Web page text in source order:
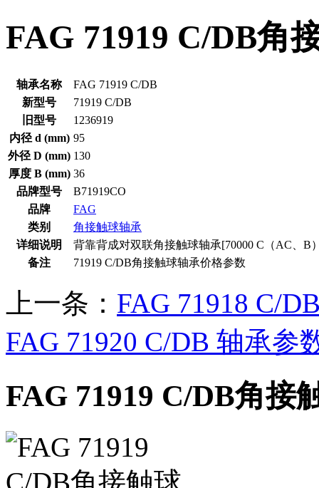
FAG 71919 C/DB角
轴承名称
FAG 71919 C/DB
新型号
71919 C/DB
旧型号
1236919
内径 d (mm) 95
外径 D (mm) 130
厚度 B (mm) 36
品牌型号
B71919CO
品牌
FAG
类别
角接触球轴承
详细说明
背靠背成对双联角接触球轴承[70000 C（AC、B
备注
71919 C/DB角接触球轴承价格参数
上一条： FAG 71918 C/
FAG 71920 C/DB 轴承参
FAG 71919 C/DB角接